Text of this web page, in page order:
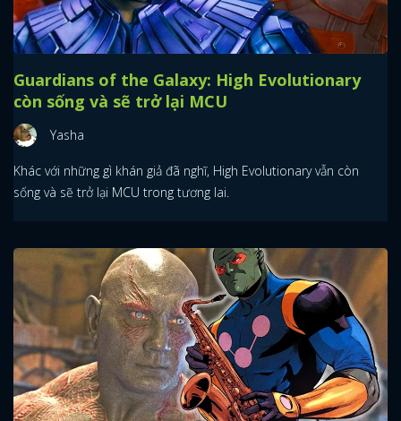
Guardians of the Galaxy: High Evolutionary
còn sống và sẽ trở lại MCU
Yasha
Khác với những gì khán giả đã nghĩ, High Evolutionary vẫn còn
sống và sẽ trở lại MCU trong tương lai.